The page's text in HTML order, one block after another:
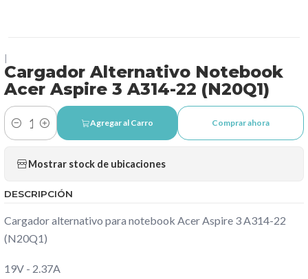
Cargador Alternativo Notebook
Acer Aspire 3 A314-22 (N20Q1)
Cantidad
Agregar al Carro Comprar ahora
Mostrar stock de ubicaciones
DESCRIPCIÓN
Cargador alternativo para notebook Acer Aspire 3 A314-22
(N20Q1)
19V - 2.37A